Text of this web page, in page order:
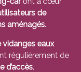
de
aménagés.
vidanges eaux
régulièrement de
d’accès.